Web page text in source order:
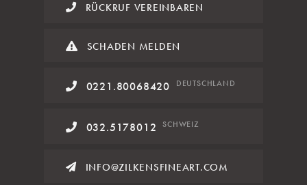
RÜCKRUF VEREINBAREN
SCHADEN MELDEN
0221.80068420 DEUTSCHLAND
032.5178012 SCHWEIZ
INFO@ZILKENSFINEART.COM